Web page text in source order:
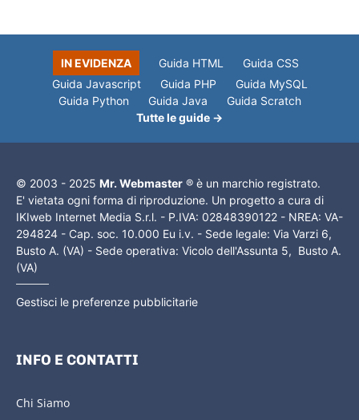
IN EVIDENZA Guida HTML
Guida CSS
Guida Javascript
Guida PHP
Guida MySQL
Guida Python
Guida Java
Guida Scratch
Tutte le guide →
© 2003 - 2025 Mr. Webmaster ® è un marchio registrato.
E' vietata ogni forma di riproduzione. Un progetto a cura di
IKIweb Internet Media S.r.l. - P.IVA: 02848390122 - NREA: VA-
294824 - Cap. soc. 10.000 Eu i.v. - Sede legale: Via Varzi 6,
Busto A. (VA) - Sede operativa: Vicolo dell'Assunta 5, Busto A.
(VA)
Gestisci le preferenze pubblicitarie
INFO E CONTATTI
Chi Siamo